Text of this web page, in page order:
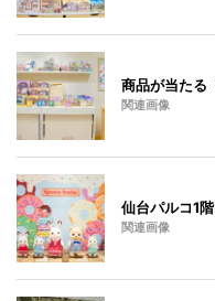
商品が当たる
関連画像
仙台パルコ1
関連画像